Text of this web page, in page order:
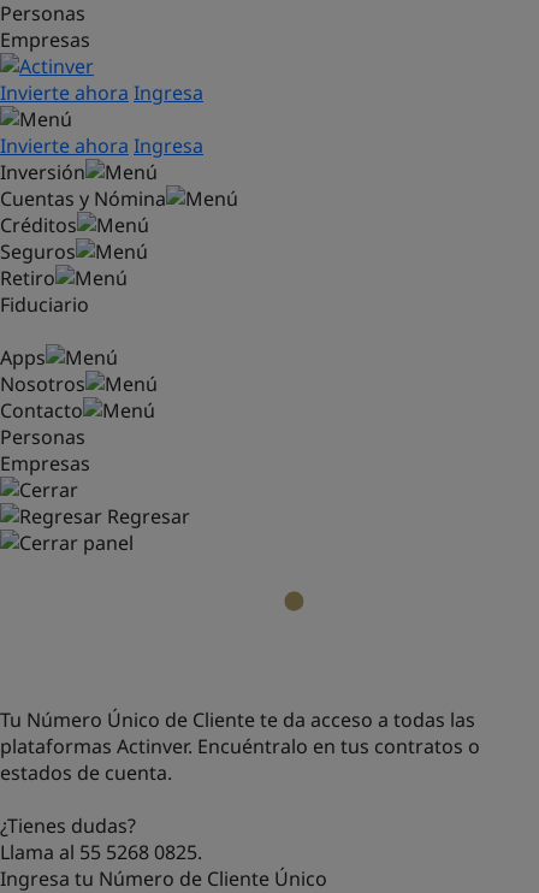
Saltar al contenido principal
Personas
Empresas
Invierte ahora Ingresa
Invierte ahora Ingresa
Inversión
Cuentas y Nómina
Créditos
Seguros
Retiro
Fiduciario
Apps
Nosotros
Contacto
Personas
Empresas
Regresar
Tu Número Único de Cliente te da acceso a todas las
plataformas Actinver. Encuéntralo en tus contratos o
estados de cuenta.
¿Tienes dudas?
Llama al 55 5268 0825.
Ingresa tu Número de Cliente Único